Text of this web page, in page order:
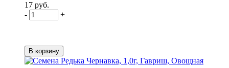
17 руб.
-
+